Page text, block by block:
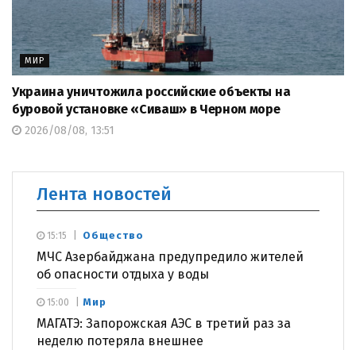
МИР
Украина уничтожила российские объекты на
буровой установке «Сиваш» в Черном море
2026/08/08, 13:51
Лента новостей
Общество
МЧС Азербайджана предупредило жителей
об опасности отдыха у воды
15:15
Мир
МАГАТЭ: Запорожская АЭС в третий раз за
неделю потеряла внешнее
15:00